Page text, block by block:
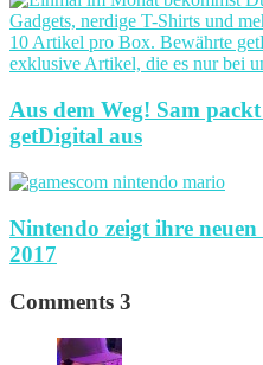
Aus dem Weg! Sam
getDigital aus
Nintendo zeigt ihre
2017
Comments 3